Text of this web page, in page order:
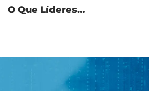
O Que Líderes…